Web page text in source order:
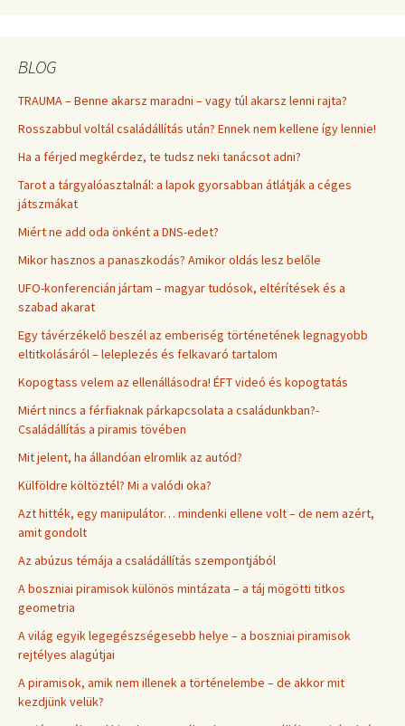
BLOG
TRAUMA – Benne akarsz maradni – vagy túl akarsz lenni rajta?
Rosszabbul voltál családállítás után? Ennek nem kellene így lennie!
Ha a férjed megkérdez, te tudsz neki tanácsot adni?
Tarot a tárgyalóasztalnál: a lapok gyorsabban átlátják a céges
játszmákat
Miért ne add oda önként a DNS-edet?
Mikor hasznos a panaszkodás? Amikor oldás lesz belőle
UFO-konferencián jártam – magyar tudósok, eltérítések és a
szabad akarat
Egy távérzékelő beszél az emberiség történetének legnagyobb
eltitkolásáról – leleplezés és felkavaró tartalom
Kopogtass velem az ellenállásodra! ÉFT videó és kopogtatás
Miért nincs a férfiaknak párkapcsolata a családunkban?-
Családállítás a piramis tövében
Mit jelent, ha állandóan elromlik az autód?
Külföldre költöztél? Mi a valódi oka?
Azt hitték, egy manipulátor… mindenki ellene volt – de nem azért,
amit gondolt
Az abúzus témája a családállítás szempontjából
A boszniai piramisok különös mintázata – a táj mögötti titkos
geometria
A világ egyik legegészségesebb helye – a boszniai piramisok
rejtélyes alagútjai
A piramisok, amik nem illenek a történelembe – de akkor mit
kezdjünk velük?